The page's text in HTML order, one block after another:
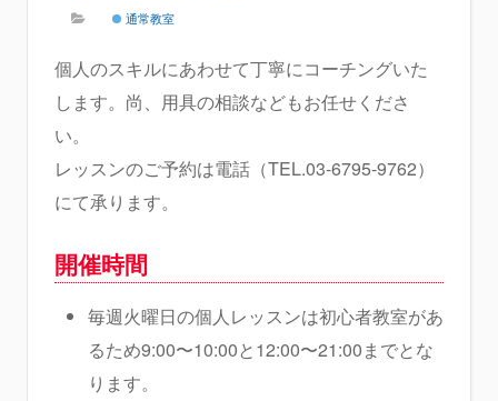
通常教室
個人のスキルにあわせて丁寧にコーチングいた
します。尚、用具の相談などもお任せくださ
い。
レッスンのご予約は電話（TEL.03-6795-9762）
にて承ります。
開催時間
毎週火曜日の個人レッスンは初心者教室があ
るため9:00〜10:00と12:00〜21:00までとな
ります。